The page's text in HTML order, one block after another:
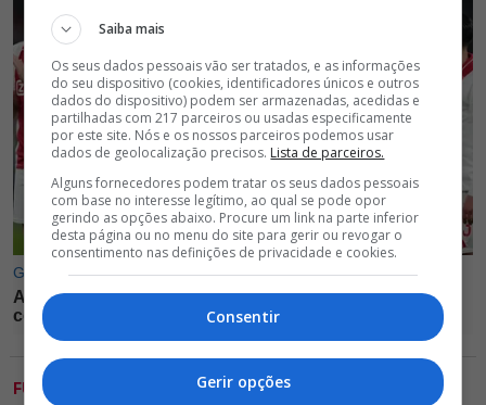
FUTEBOL
Saiba mais
Os seus dados pessoais vão ser tratados, e as informações
do seu dispositivo (cookies, identificadores únicos e outros
dados do dispositivo) podem ser armazenadas, acedidas e
partilhadas com 217 parceiros ou usadas especificamente
por este site. Nós e os nossos parceiros podemos usar
dados de geolocalização precisos. Lista de parceiros.
Alguns fornecedores podem tratar os seus dados pessoais
com base no interesse legítimo, ao qual se pode opor
gerindo as opções abaixo. Procure um link na parte inferior
desta página ou no menu do site para gerir ou revogar o
consentimento nas definições de privacidade e cookies.
Consentir
Gerir opções